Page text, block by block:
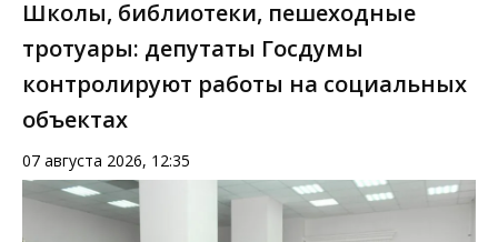
Школы, библиотеки, пешеходные
тротуары: депутаты Госдумы
контролируют работы на социальных
объектах
07 августа 2026, 12:35